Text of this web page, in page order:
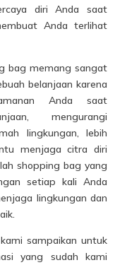
diri Anda saat
Anda terlihat
bag memang sangat
belanjaan karena
Anda saat
mengurangi
lingkungan, lebih
menjaga citra diri
shopping bag yang
setiap kali Anda
lingkungan dan
sampaikan untuk
yang sudah kami